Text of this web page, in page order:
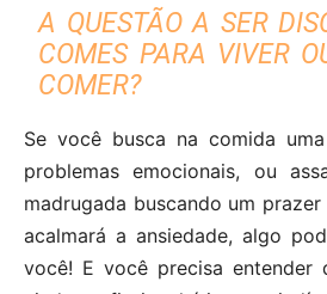
A QUESTÃO A SER
COMES PARA VIVER
COMER?
Se você busca na comida
problemas emocionais, ou
madrugada buscando um
acalmará a ansiedade, algo
você! E você precisa entender